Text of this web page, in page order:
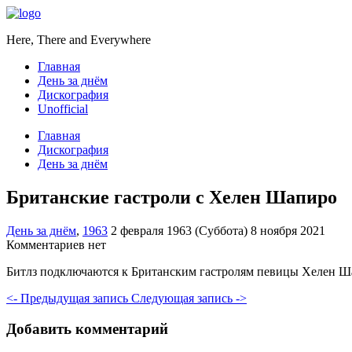
Here, There and Everywhere
Главная
День за днём
Дискография
Unofficial
Главная
Дискография
День за днём
Британские гастроли с Хелен Шапиро
День за днём, 1963 2 февраля 1963 (Суббота) 8 ноября 2021
Комментариев нет
Битлз подключаются к Британским гастролям певицы Хелен
<- Предыдущая запись Следующая запись ->
Добавить комментарий